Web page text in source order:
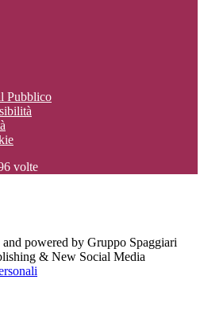
Pubblico
volte
powered by Gruppo Spaggiari
& New Social Media